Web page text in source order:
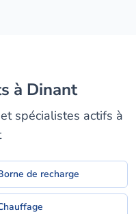
à Dinant
spécialistes actifs à
de recharge